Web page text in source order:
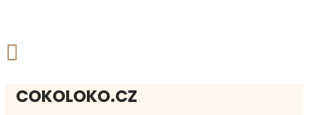
COKOLOKO.CZ